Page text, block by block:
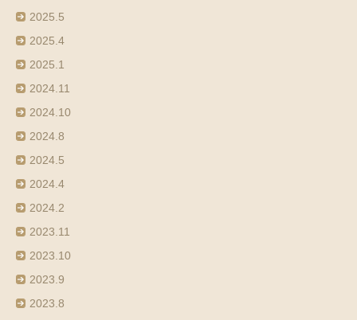
2025.5
2025.4
2025.1
2024.11
2024.10
2024.8
2024.5
2024.4
2024.2
2023.11
2023.10
2023.9
2023.8